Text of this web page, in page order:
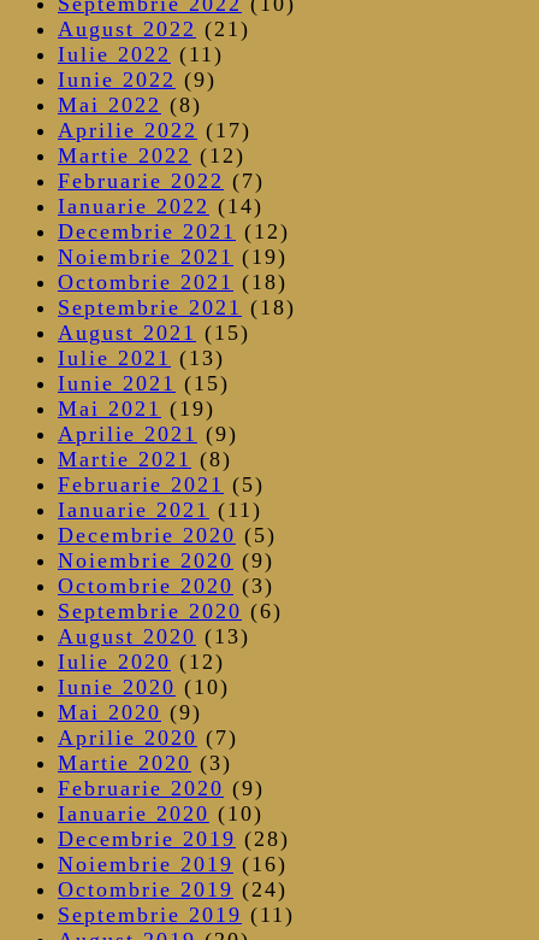
August 2022 (21)
Iulie 2022 (11)
Iunie 2022 (9)
Mai 2022 (8)
Aprilie 2022 (17)
Martie 2022 (12)
Februarie 2022 (7)
Ianuarie 2022 (14)
Decembrie 2021 (12)
Noiembrie 2021 (19)
Octombrie 2021 (18)
Septembrie 2021 (18)
August 2021 (15)
Iulie 2021 (13)
Iunie 2021 (15)
Mai 2021 (19)
Aprilie 2021 (9)
Martie 2021 (8)
Februarie 2021 (5)
Ianuarie 2021 (11)
Decembrie 2020 (5)
Noiembrie 2020 (9)
Octombrie 2020 (3)
Septembrie 2020 (6)
August 2020 (13)
Iulie 2020 (12)
Iunie 2020 (10)
Mai 2020 (9)
Aprilie 2020 (7)
Martie 2020 (3)
Februarie 2020 (9)
Ianuarie 2020 (10)
Decembrie 2019 (28)
Noiembrie 2019 (16)
Octombrie 2019 (24)
Septembrie 2019 (11)